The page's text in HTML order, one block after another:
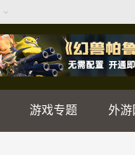
游戏专题 外游